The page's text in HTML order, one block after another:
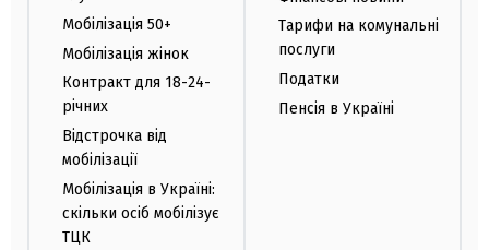
Мобілізація 50+
Мобілізація жінок
Контракт для 18-24-
річних
Відстрочка від
мобілізації
Мобілізація в Україні:
скільки осіб мобілізує
ТЦК
Тарифи на комунальні
послуги
Податки
Пенсія в Україні